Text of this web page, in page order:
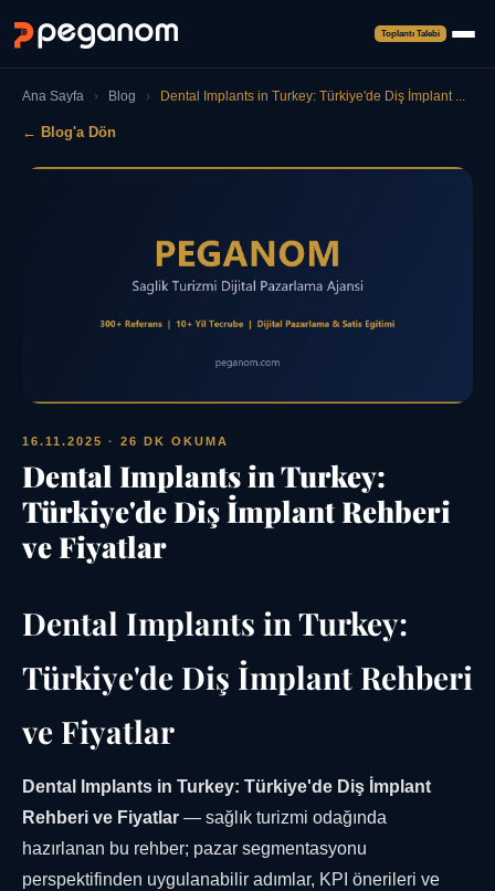
Toplantı Talebi
Ana Sayfa › Blog › Dental Implants in Turkey: Türkiye'de Diş İmplant ...
← Blog'a Dön
16.11.2025 · 26 DK OKUMA
Dental Implants in Turkey:
Türkiye'de Diş İmplant Rehberi
ve Fiyatlar
Dental Implants in Turkey:
Türkiye'de Diş İmplant Rehberi
ve Fiyatlar
Dental Implants in Turkey: Türkiye'de Diş İmplant
Rehberi ve Fiyatlar — sağlık turizmi odağında
hazırlanan bu rehber; pazar segmentasyonu
perspektifinden uygulanabilir adımlar, KPI önerileri ve